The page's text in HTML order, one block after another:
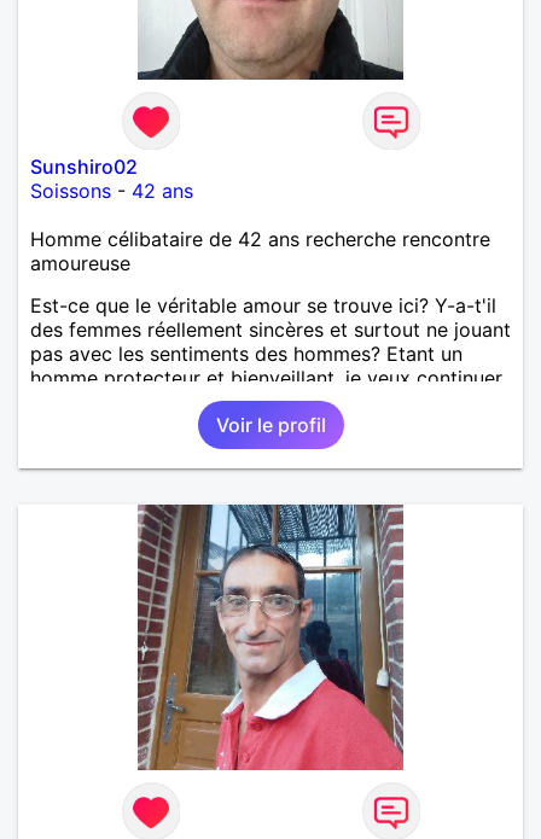
Sunshiro02
Soissons - 42 ans
Homme célibataire de 42 ans recherche rencontre
amoureuse
Est-ce que le véritable amour se trouve ici? Y-a-t'il
des femmes réellement sincères et surtout ne jouant
pas avec les sentiments des hommes? Etant un
homme protecteur et bienveillant, je veux continuer
d'y croire et pouvoir enfin former la petite famille
que je désir temps. Faux profil, profiteuse et autres
joyeuseté passer votre chemin, vous ne
m'intéressez pas du tout!
Voir le profil